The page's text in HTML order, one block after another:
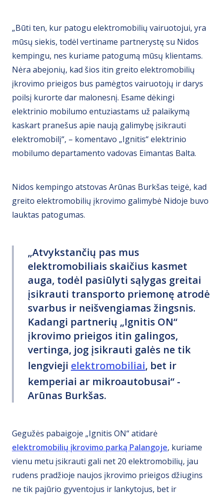
„Būti ten, kur patogu elektromobilių vairuotojui, yra
mūsų siekis, todėl vertiname partnerystę su Nidos
kempingu, nes kuriame patogumą mūsų klientams.
Nėra abejonių, kad šios itin greito elektromobilių
įkrovimo prieigos bus pamėgtos vairuotojų ir darys
poilsį kurorte dar malonesnį. Esame dėkingi
elektrinio mobilumo entuziastams už palaikymą
kaskart pranešus apie naują galimybę įsikrauti
elektromobilį“, – komentavo „Ignitis“ elektrinio
mobilumo departamento vadovas Eimantas Balta.
Nidos kempingo atstovas Arūnas Burkšas teigė, kad
greito elektromobilių įkrovimo galimybė Nidoje buvo
lauktas patogumas.
„Atvykstančių pas mus
elektromobiliais skaičius kasmet
auga, todėl pasiūlyti sąlygas greitai
įsikrauti transporto priemonę atrodė
svarbus ir neišvengiamas žingsnis.
Kadangi partnerių „Ignitis ON“
įkrovimo prieigos itin galingos,
vertinga, jog įsikrauti galės ne tik
lengvieji elektromobiliai, bet ir
kemperiai ar mikroautobusai“ -
Arūnas Burkšas.
Gegužės pabaigoje „Ignitis ON“ atidarė
elektromobilių įkrovimo parką Palangoje, kuriame
vienu metu įsikrauti gali net 20 elektromobilių, jau
rudens pradžioje naujos įkrovimo prieigos džiugins
ne tik pajūrio gyventojus ir lankytojus, bet ir